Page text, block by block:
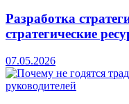
Разработка
стратегические
07.05.2026